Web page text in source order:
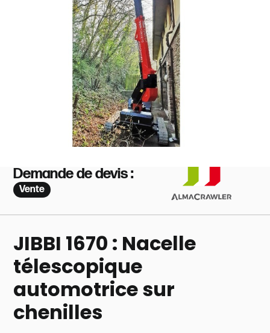
Demande de devis :
Vente
JIBBI 1670 : Nacelle
télescopique
automotrice sur
chenilles